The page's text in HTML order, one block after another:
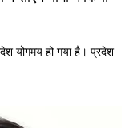
योगमय हो गया है। प्रदेश